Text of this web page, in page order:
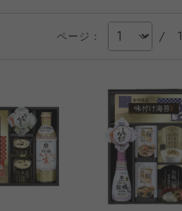
ページ： / 1